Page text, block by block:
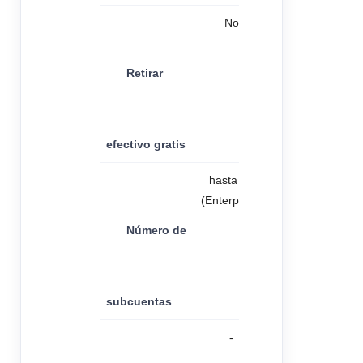
Retirar
efectivo gratis
No
Número de
subcuentas
hasta 99
(Enterprise)
-